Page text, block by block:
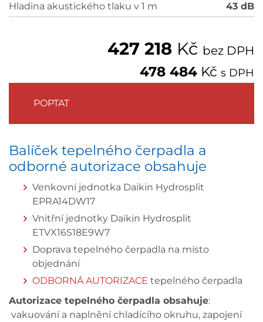
427 218 Kč bez DPH
478 484 Kč s DPH
POPTAT
Hladina akustického tlaku v 1 m
43 dB
Balíček tepelného čerpadla a
odborné autorizace obsahuje
Venkovní jednotka Daikin Hydrosplit
EPRA14DW17
Vnitřní jednotky Daikin Hydrosplit
ETVX16S18E9W7
Doprava tepelného čerpadla na místo
objednání
ODBORNÁ AUTORIZACE tepelného čerpadla
Autorizace tepelného čerpadla obsahuje:
vakuování a naplnění chladícího okruhu, zapojení